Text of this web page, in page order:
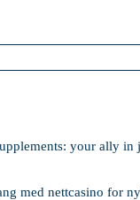
your ally
med nettcasino for